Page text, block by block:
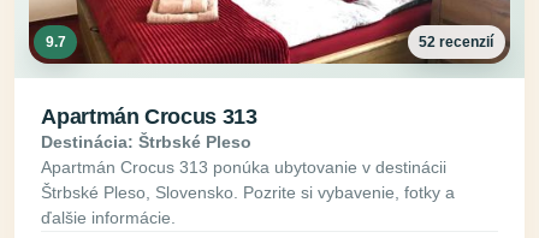
9.7 52 recenzií
Apartmán Crocus 313
Destinácia: Štrbské Pleso
Apartmán Crocus 313 ponúka ubytovanie v destinácii
Štrbské Pleso, Slovensko. Pozrite si vybavenie, fotky a
ďalšie informácie.